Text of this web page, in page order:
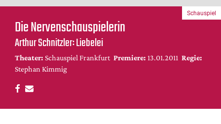
Festivals & Veranstaltungen
Menschen & Theater
Themen
Internationales
Nachrufe
DdB-map
Die Nervenschauspielerin
Arthur Schnitzler: Liebelei
Theater: Schauspiel Frankfurt Premiere: 13.01.2011 Regie:
Stephan Kimmig
Schauspiel